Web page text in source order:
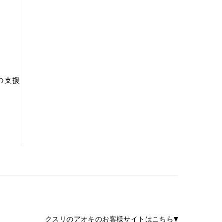
支援
クスリのアオキのお客様サイトはこちら